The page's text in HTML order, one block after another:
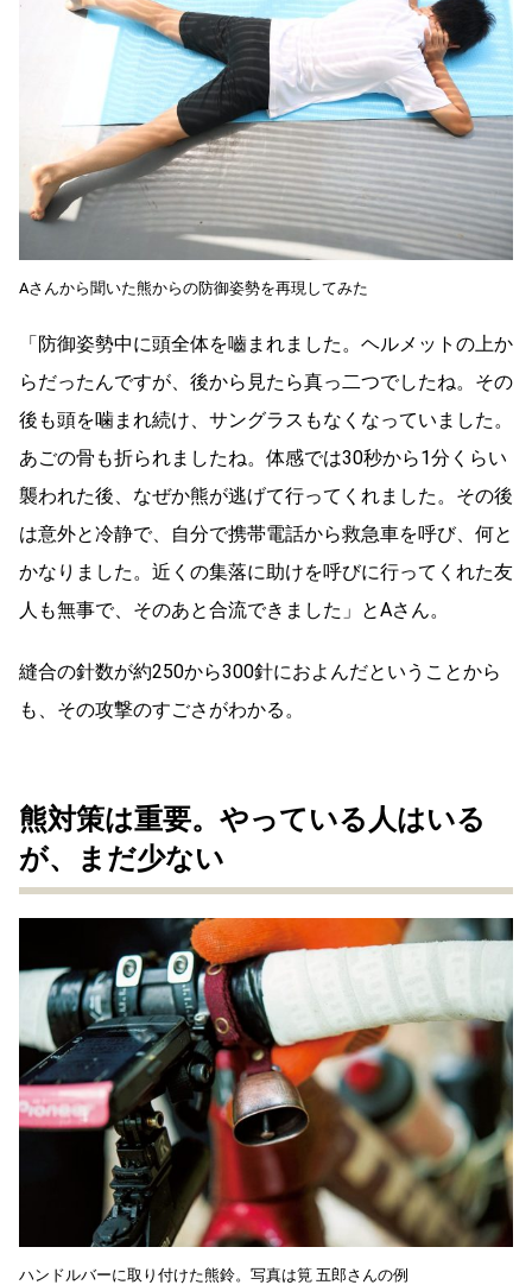
Aさんから聞いた熊からの防御姿勢を再現してみた
「防御姿勢中に頭全体を嚙まれました。ヘルメットの上か
らだったんですが、後から見たら真っ二つでしたね。その
後も頭を噛まれ続け、サングラスもなくなっていました。
あごの骨も折られましたね。体感では30秒から1分くらい
襲われた後、なぜか熊が逃げて行ってくれました。その後
は意外と冷静で、自分で携帯電話から救急車を呼び、何と
かなりました。近くの集落に助けを呼びに行ってくれた友
人も無事で、そのあと合流できました」とAさん。
縫合の針数が約250から300針におよんだということから
も、その攻撃のすごさがわかる。
熊対策は重要。やっている人はいる
が、まだ少ない
ハンドルバーに取り付けた熊鈴。写真は筧 五郎さんの例